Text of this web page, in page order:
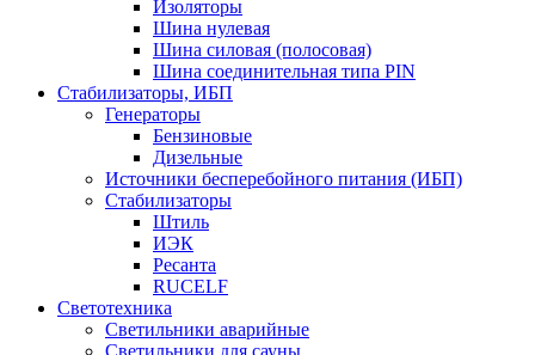
Изоляторы
Шина нулевая
Шина силовая (полосовая)
Шина соединительная типа PIN
Стабилизаторы, ИБП
Генераторы
Бензиновые
Дизельные
Источники бесперебойного питания (ИБП)
Стабилизаторы
Штиль
ИЭК
Ресанта
RUCELF
Светотехника
Светильники аварийные
Светильники для сауны